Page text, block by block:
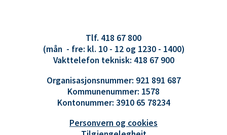
Tlf. 418 67 800
(mån - fre: kl. 10 - 12 og 1230 - 1400)
Vakttelefon teknisk: 418 67 900
Organisasjonsnummer: 921 891 687
Kommunenummer: 1578
Kontonummer: 3910 65 78234
Personvern og cookies